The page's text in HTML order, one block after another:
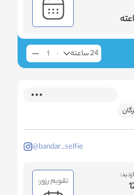
24 ساعته
@bandar_selfie
تقویم رزور: